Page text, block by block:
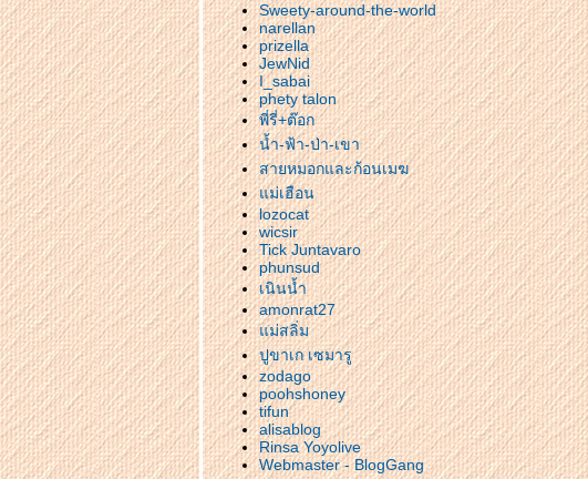
ทริปพักผ่อนหน่อยใจไปกับเกาะช้าง @AANA
RESORT AND SPA
ปิดทริปต้นปี55 ตอนใครๆๆก็ไปม่อนแจ่ม
ทริปท้ายปีหัวปี 55 .......รีวิวร้านไส้กรอก
G&Mดอยสะเก็ด แวะพักผ่อน ณ.อุทยานแห่งชาติ
ม่ตะไคร้ 2-1-55
ทริปท้ายปีหัวปี 55 เที่ยวดอยช้าง เดินเล่นชม
สวนพุทธอุทยาน ชิมกาแฟดอยช้าง แวะทักทา
ดอกนางพญาเสือโคร่ง
ทริปท้ายปีหัวปี 55 จากดอยแม่สลอง สู่ดอยช้าง
ปลายทาง ณ.เชียงใหม่
หนาวแรกที่แม่ฮ่องสอน ...ตอน 4 ขอพักแบบ
สบายๆ ณ.เลอเมอริเดียน เชียงใหม่.....(แต่ไม่
สบายใจ)
หนาวแรกที่แม่ฮ่องสอน ...ตอน 3หนาวจับใจ
ณ.ปางอุ๋ง -อาบน้ำแร่หมักโคลน ณ.ภูโคลน-พา
ชมถ้ำปลา
หนาวแรกที่แม่ฮ่องสอน..ตอน2 อุทยานแห่งธาติ
ม่เงา-ทุ่งดอกบัวตองดอยแม่อูคอ
หนาวแรกที่แม่ฮ่องสอน ...ตอน 1 สู่เส้นทางอัน
Sweety-around-the-world
narellan
prizella
JewNid
I_sabai
phety talon
พี่รี่+ต๊อก
น้ำ-ฟ้า-ป่า-เขา
สายหมอกและก้อนเมฆ
ม่เฮือน
lozocat
wicsir
Tick Juntavaro
phunsud
เนินน้ำ
amonrat27
ม่สลิ่ม
ปูขาเก เซมารู
zodago
poohshoney
tifun
alisablog
Rinsa Yoyolive
Webmaster - BlogGang